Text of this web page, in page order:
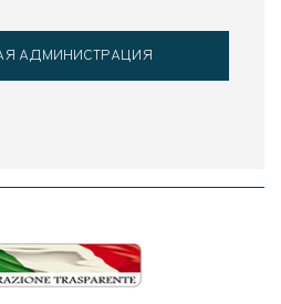
АДМИНИСТРАЦИЯ